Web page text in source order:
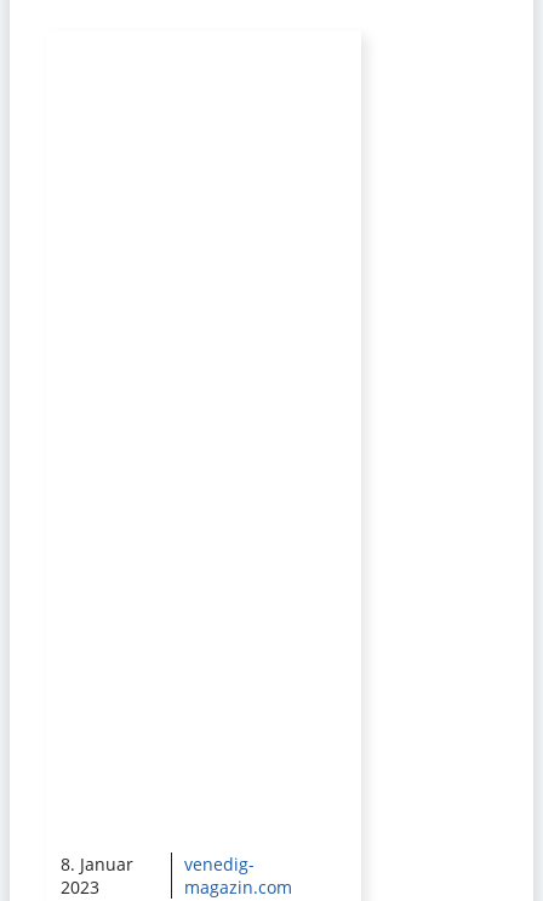
8. Januar
2023
venedig-
magazin.com